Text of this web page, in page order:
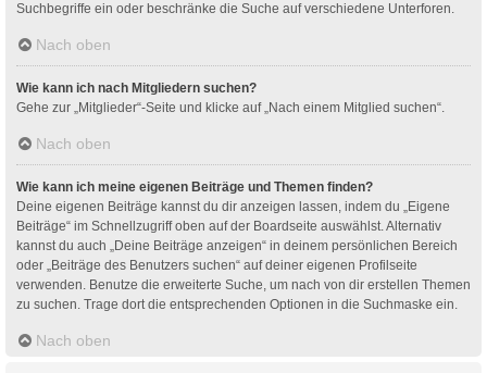
Suchbegriffe ein oder beschränke die Suche auf verschiedene Unterforen.
Nach oben
Wie kann ich nach Mitgliedern suchen?
Gehe zur „Mitglieder“-Seite und klicke auf „Nach einem Mitglied suchen“.
Nach oben
Wie kann ich meine eigenen Beiträge und Themen finden?
Deine eigenen Beiträge kannst du dir anzeigen lassen, indem du „Eigene
Beiträge“ im Schnellzugriff oben auf der Boardseite auswählst. Alternativ
kannst du auch „Deine Beiträge anzeigen“ in deinem persönlichen Bereich
oder „Beiträge des Benutzers suchen“ auf deiner eigenen Profilseite
verwenden. Benutze die erweiterte Suche, um nach von dir erstellen Themen
zu suchen. Trage dort die entsprechenden Optionen in die Suchmaske ein.
Nach oben